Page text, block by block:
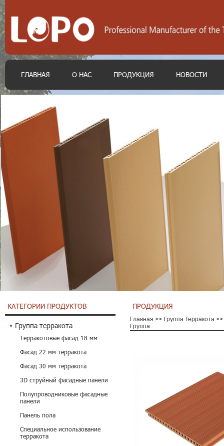
ГЛАВНАЯ О НАС ПРОДУКЦИЯ НОВОСТИ
КАТЕГОРИИ ПРОДУКТОВ
Группа терракота
Терракотовые фасад 18 мм
Фасад 22 мм терракота
Фасад 30 мм терракота
3D струйный фасадные панели
Полупроводниковые фасадные
панели
Панель пола
Специальное использование
терракота
ПРОДУКЦИЯ
Главная >> Группа Терракота >>
Группа